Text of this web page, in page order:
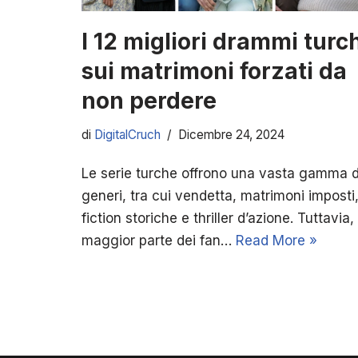
I 12 migliori drammi
sui matrimoni forzati da
non perdere
di DigitalCruch Dicembre 24, 2024
Le serie turche offrono una vasta gamma
generi, tra cui vendetta, matrimoni imposti,
fiction storiche e thriller d’azione. Tuttavia,
maggior parte dei fan… Read More »